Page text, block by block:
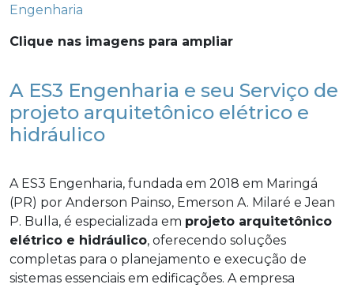
Clique nas imagens para ampliar
A ES3 Engenharia e seu Serviço de
projeto arquitetônico elétrico e
hidráulico
A ES3 Engenharia, fundada em 2018 em Maringá
(PR) por Anderson Painso, Emerson A. Milaré e Jean
P. Bulla, é especializada em projeto arquitetônico
elétrico e hidráulico, oferecendo soluções
completas para o planejamento e execução de
sistemas essenciais em edificações. A empresa